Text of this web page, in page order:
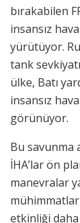
bırakabilen
insansız
yürütüyor.
tank
ülke, Batı
insansız
görünüyor.
Bu savunma
İHA’lar ön
manevralar
mühimmatlar
etkinliği